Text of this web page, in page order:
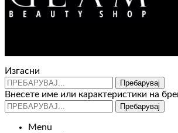
Изгасни
Пребарувај
Внесете име или карактеристики на
Пребарувај
Menu